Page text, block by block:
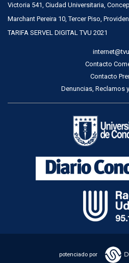
Victoria 541, Ciudad Universitaria,
Marchant Pereira 10, Tercer Piso,
TARIFA SERVEL DIGITAL TVU 2021
Contacto
Contacto
Denuncias, Reclamos
potenciado por